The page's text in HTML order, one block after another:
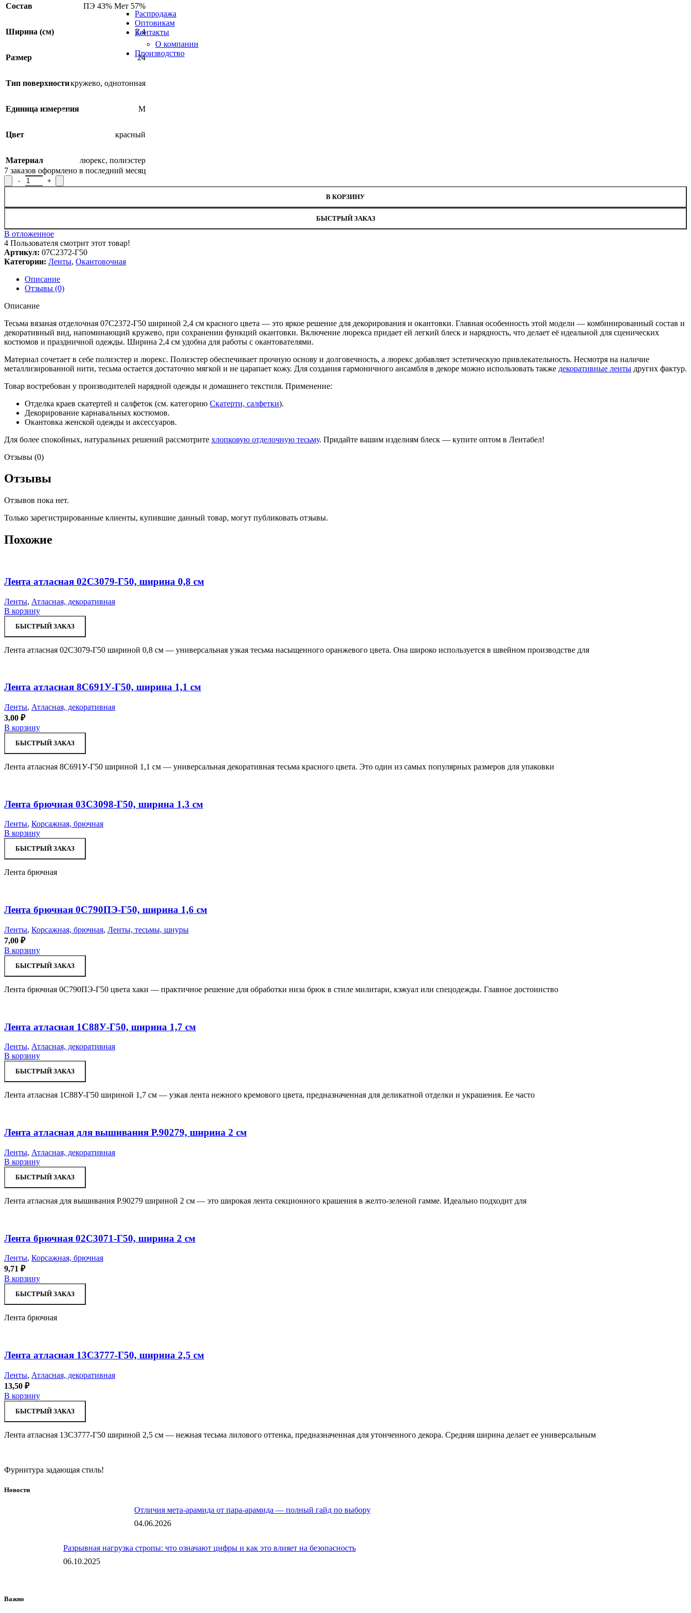
Продукция из арамидных нитей
Распродажа
Оптовикам
Контакты
О компании
Производство
Состав ПЭ 43% Мет 57%
Ширина (см) 2.4
Размер 24
Тип поверхностикружево, однотонная
Единица измерения М
Цвет красный
Материал люрекс, полиэстер
7 заказов оформлено в последний месяц
Количество товара Тесьма вязаная отделочная 07С2372-Г50, ширина 2,4 см
В КОРЗИНУ
БЫСТРЫЙ ЗАКАЗ
В отложенное
4 Пользователя смотрит этот товар!
Артикул: 07С2372-Г50
Категории: Ленты, Окантовочная
Описание
Отзывы (0)
Описание
Тесьма вязаная отделочная 07С2372-Г50 шириной 2,4 см красного цвета — это яркое решение для декорирования и окантовки. Главная особенность этой модели — комбинированный состав и
декоративный вид, напоминающий кружево, при сохранении функций окантовки. Включение люрекса придает ей легкий блеск и нарядность, что делает её идеальной для сценических
костюмов и праздничной одежды. Ширина 2,4 см удобна для работы с окантователями.
Материал сочетает в себе полиэстер и люрекс. Полиэстер обеспечивает прочную основу и долговечность, а люрекс добавляет эстетическую привлекательность. Несмотря на наличие
металлизированной нити, тесьма остается достаточно мягкой и не царапает кожу. Для создания гармоничного ансамбля в декоре можно использовать также декоративные ленты других фактур.
Товар востребован у производителей нарядной одежды и домашнего текстиля. Применение:
Отделка краев скатертей и салфеток (см. категорию Скатерти, салфетки).
Декорирование карнавальных костюмов.
Окантовка женской одежды и аксессуаров.
Для более спокойных, натуральных решений рассмотрите хлопковую отделочную тесьму. Придайте вашим изделиям блеск — купите оптом в Лентабел!
Отзывы (0)
Отзывы
Отзывов пока нет.
Только зарегистрированные клиенты, купившие данный товар, могут публиковать отзывы.
Похожие
Лента атласная 02С3079-Г50, ширина 0,8 см
Ленты, Атласная, декоративная
В корзину
БЫСТРЫЙ ЗАКАЗ
Лента атласная 02С3079-Г50 шириной 0,8 см — универсальная узкая тесьма насыщенного оранжевого цвета. Она широко используется в швейном производстве для
Лента атласная 8С691У-Г50, ширина 1,1 см
Ленты, Атласная, декоративная
3,00 ₽
В корзину
БЫСТРЫЙ ЗАКАЗ
Лента атласная 8С691У-Г50 шириной 1,1 см — универсальная декоративная тесьма красного цвета. Это один из самых популярных размеров для упаковки
Лента брючная 03С3098-Г50, ширина 1,3 см
Ленты, Корсажная, брючная
В корзину
БЫСТРЫЙ ЗАКАЗ
Лента брючная
Лента брючная 0С790ПЭ-Г50, ширина 1,6 см
Ленты, Корсажная, брючная, Ленты, тесьмы, шнуры
7,00 ₽
В корзину
БЫСТРЫЙ ЗАКАЗ
Лента брючная 0С790ПЭ-Г50 цвета хаки — практичное решение для обработки низа брюк в стиле милитари, кэжуал или спецодежды. Главное достоинство
Лента атласная 1С88У-Г50, ширина 1,7 см
Ленты, Атласная, декоративная
В корзину
БЫСТРЫЙ ЗАКАЗ
Лента атласная 1С88У-Г50 шириной 1,7 см — узкая лента нежного кремового цвета, предназначенная для деликатной отделки и украшения. Ее часто
Лента атласная для вышивания Р.90279, ширина 2 см
Ленты, Атласная, декоративная
В корзину
БЫСТРЫЙ ЗАКАЗ
Лента атласная для вышивания Р.90279 шириной 2 см — это широкая лента секционного крашения в желто-зеленой гамме. Идеально подходит для
Лента брючная 02С3071-Г50, ширина 2 см
Ленты, Корсажная, брючная
9,71 ₽
В корзину
БЫСТРЫЙ ЗАКАЗ
Лента брючная
Лента атласная 13С3777-Г50, ширина 2,5 см
Ленты, Атласная, декоративная
13,50 ₽
В корзину
БЫСТРЫЙ ЗАКАЗ
Лента атласная 13С3777-Г50 шириной 2,5 см — нежная тесьма лилового оттенка, предназначенная для утонченного декора. Средняя ширина делает ее универсальным
Фурнитура задающая стиль!
Новости
Отличия мета-арамида от пара-арамида — полный гайд по выбору
04.06.2026
Разрывная нагрузка стропы: что означают цифры и как это влияет на безопасность
06.10.2025
Важно
SALE